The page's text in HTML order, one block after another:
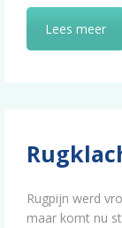
Lees meer
Rugpijn werd
maar komt nu